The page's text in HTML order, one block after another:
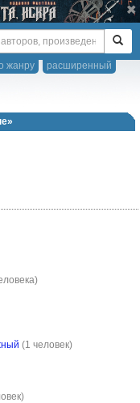
расширенный
жанру
(1 человек)